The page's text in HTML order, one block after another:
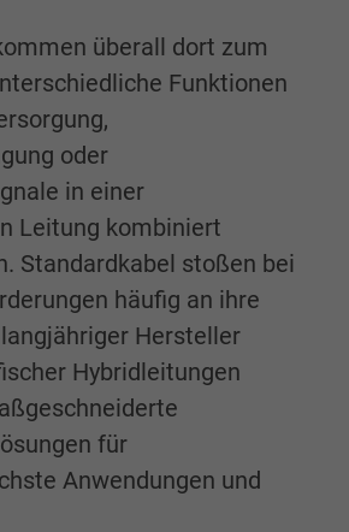
überall dort zum
Funktionen
oder
in einer
Leitung kombiniert
Standardkabel stoßen bei
häufig an ihre
Hersteller
Hybridleitungen
für
Anwendungen und